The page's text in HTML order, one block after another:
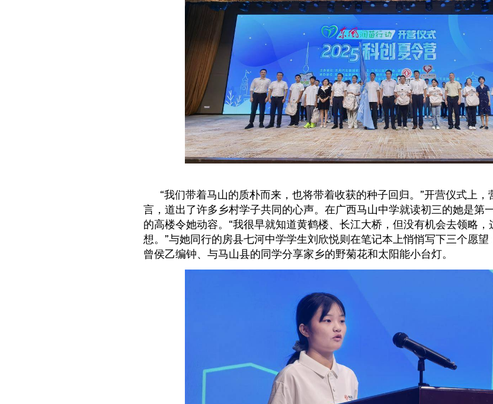
“我们带着马山的质朴而来，也将带着收获的种子回归。”开营仪式上
言，道出了许多乡村学子共同的心声。在广西马山中学就读初三的她是第
的高楼令她动容。“我很早就知道黄鹤楼、长江大桥，但没有机会去领略
想。”与她同行的房县七河中学学生刘欣悦则在笔记本上悄悄写下三个愿
曾侯乙编钟、与马山县的同学分享家乡的野菊花和太阳能小台灯。